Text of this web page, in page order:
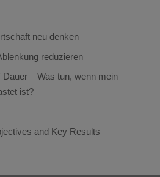
neu denken
reduzieren
– Was tun, wenn mein
ist?
and Key Results